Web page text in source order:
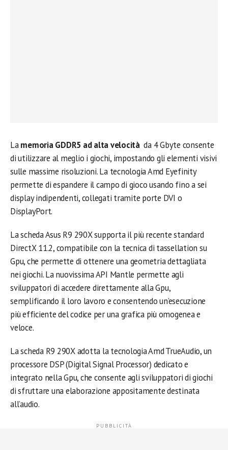
Lamemoria GDDR5 ad alta velocità da 4 Gbyte consente
di utilizzare al meglio i giochi, impostando gli elementi visivi
sulle massime risoluzioni. La tecnologia Amd Eyefinity
permette di espandere il campo di gioco usando fino a sei
display indipendenti, collegati tramite porte DVI o
DisplayPort.
La scheda Asus R9 290X supporta il più recente standard
DirectX 11.2, compatibile con la tecnica di tassellation su
Gpu, che permette di ottenere una geometria dettagliata
nei giochi. La nuovissima API Mantle permette agli
sviluppatori di accedere direttamente alla Gpu,
semplificando il loro lavoro e consentendo un’esecuzione
più efficiente del codice per una grafica più omogenea e
veloce.
La scheda R9 290X adotta la tecnologia Amd TrueAudio, un
processore DSP (Digital Signal Processor) dedicato e
integrato nella Gpu, che consente agli sviluppatori di giochi
di sfruttare una elaborazione appositamente destinata
all’audio.